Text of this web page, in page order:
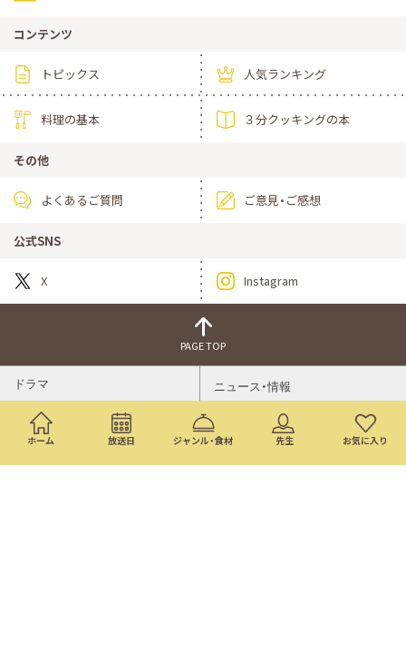
ホーム 放送日 ジャンル・食材 先生 お気に入り
コンテンツ
トピックス 人気ランキング
料理の基本 ３分クッキングの本
その他
よくあるご質問 ご意見・ご感想
公式SNS
X Instagram
PAGE TOP
ドラマ ニュース・情報
バラエティ・音楽 映画
スポーツ アニメ